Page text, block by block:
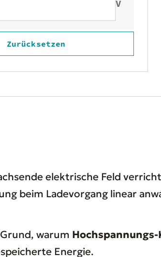
V
Zurücksetzen
elektrische Feld
beim Ladevorgang linear
warum
Energie.